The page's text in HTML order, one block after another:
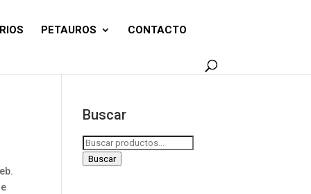
PETAUROS CONTACTO
Buscar
Buscar
por:
Buscar